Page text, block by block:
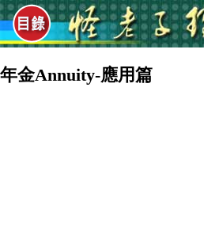
年金Annuity-應用篇